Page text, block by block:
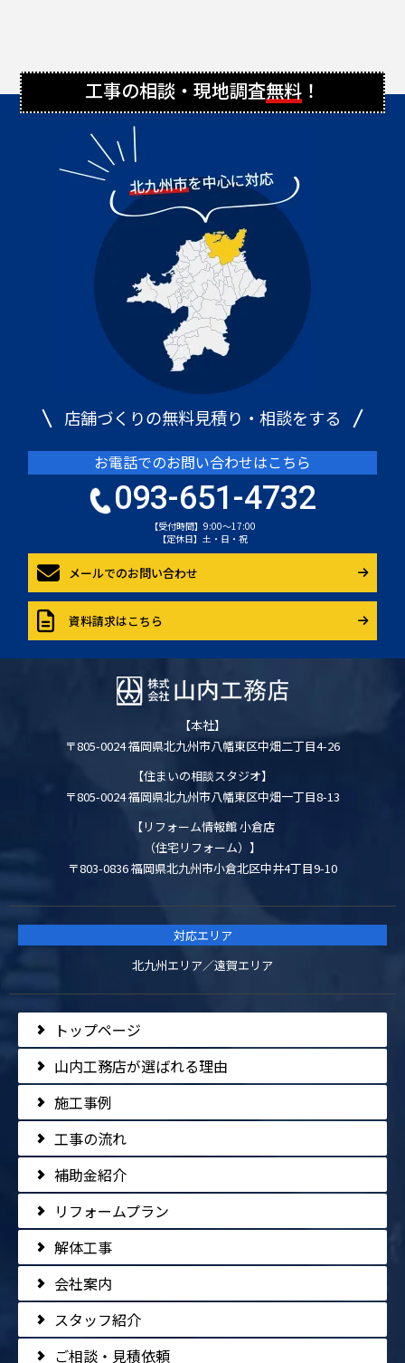
工事の相談・現地調査無料 ！
店舗づくりの無料見積り・相談をする
お電話でのお問い合わせはこちら
093-651-4732
【受付時間】9:00～17:00
【定休日】土・日・祝
メールでのお問い合わせ
資料請求はこちら
【本社】
〒805-0024 福岡県北九州市八幡東区中畑二丁目4-26
【住まいの相談スタジオ】
〒805-0024 福岡県北九州市八幡東区中畑一丁目8-13
【リフォーム情報館 小倉店
（住宅リフォーム）】
〒803-0836 福岡県北九州市小倉北区中井4丁目9-10
対応エリア
北九州エリア／遠賀エリア
トップページ
山内工務店が選ばれる理由
施工事例
工事の流れ
補助金紹介
リフォームプラン
解体工事
会社案内
スタッフ紹介
ご相談・見積依頼